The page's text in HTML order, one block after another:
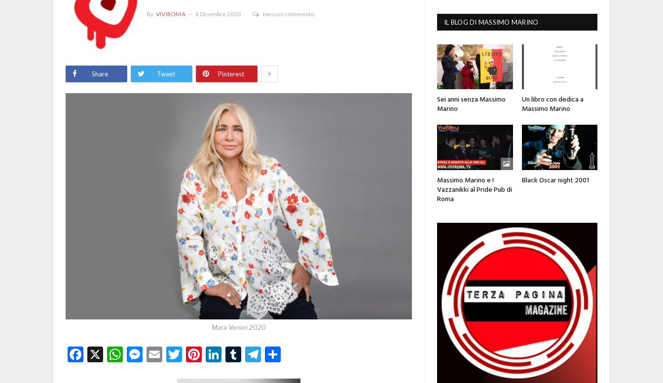
By VIVIROMA 6 Dicembre 2020 Nessun commento
Share Tweet Pinterest +
Mara Venier,2020
Facebook
X WhatsApp
Messenger
EmailTwitter
Pinterest
LinkedIn
TumblrTelegram
IL BLOG DI MASSIMO MARINO
Sei anni senza Massimo
Marino
Un libro con dedica a
Massimo Marino
Massimo Marino e I
Vazzanikki al Pride Pub di
Roma
Black Oscar night 2001